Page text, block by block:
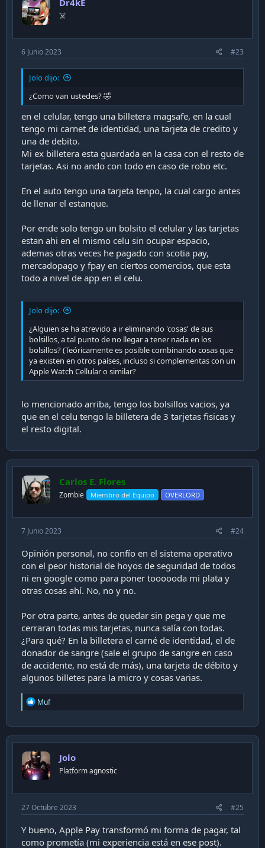
‍☠️
6 Junio 2023 #23
Jolo dijo:
¿Como van ustedes? 🤣
en el celular, tengo una billetera magsafe, en la cual
tengo mi carnet de identidad, una tarjeta de credito y
una de debito.
Mi ex billetera esta guardada en la casa con el resto de
tarjetas. Asi no ando con todo en caso de robo etc.
En el auto tengo una tarjeta tenpo, la cual cargo antes
de llenar el estanque.
Por ende solo tengo un bolsito el celular y las tarjetas
estan ahi en el mismo celu sin ocupar espacio,
ademas otras veces he pagado con scotia pay,
mercadopago y fpay en ciertos comercios, que esta
todo a nivel de app en el celu.
Jolo dijo:
¿Alguien se ha atrevido a ir eliminando 'cosas' de sus
bolsillos, a tal punto de no llegar a tener nada en los
bolsillos? (Teóricamente es posible combinando cosas que
ya existen en otros países, incluso si complementas con un
Apple Watch Cellular o similar?
lo mencionado arriba, tengo los bolsillos vacios, ya
que en el celu tengo la billetera de 3 tarjetas fisicas y
el resto digital.
Carlos E. Flores
Zombie Miembro del Equipo OVERLORD
7 Junio 2023 #24
Opinión personal, no confío en el sistema operativo
con el peor historial de hoyos de seguridad de todos
ni en google como para poner toooooda mi plata y
otras cosas ahí. No, no y no.
Por otra parte, antes de quedar sin pega y que me
cerraran todas mis tarjetas, nunca salía con todas.
¿Para qué? En la billetera el carné de identidad, el de
donador de sangre (sale el grupo de sangre en caso
de accidente, no está de más), una tarjeta de débito y
algunos billetes para la micro y cosas varias.
R
e
c
t
o
n
s
Muf
Jolo
Platform agnostic
27 Octubre 2023 #25
Y bueno, Apple Pay transformó mi forma de pagar, tal
como prometía (mi experiencia está en ese post).